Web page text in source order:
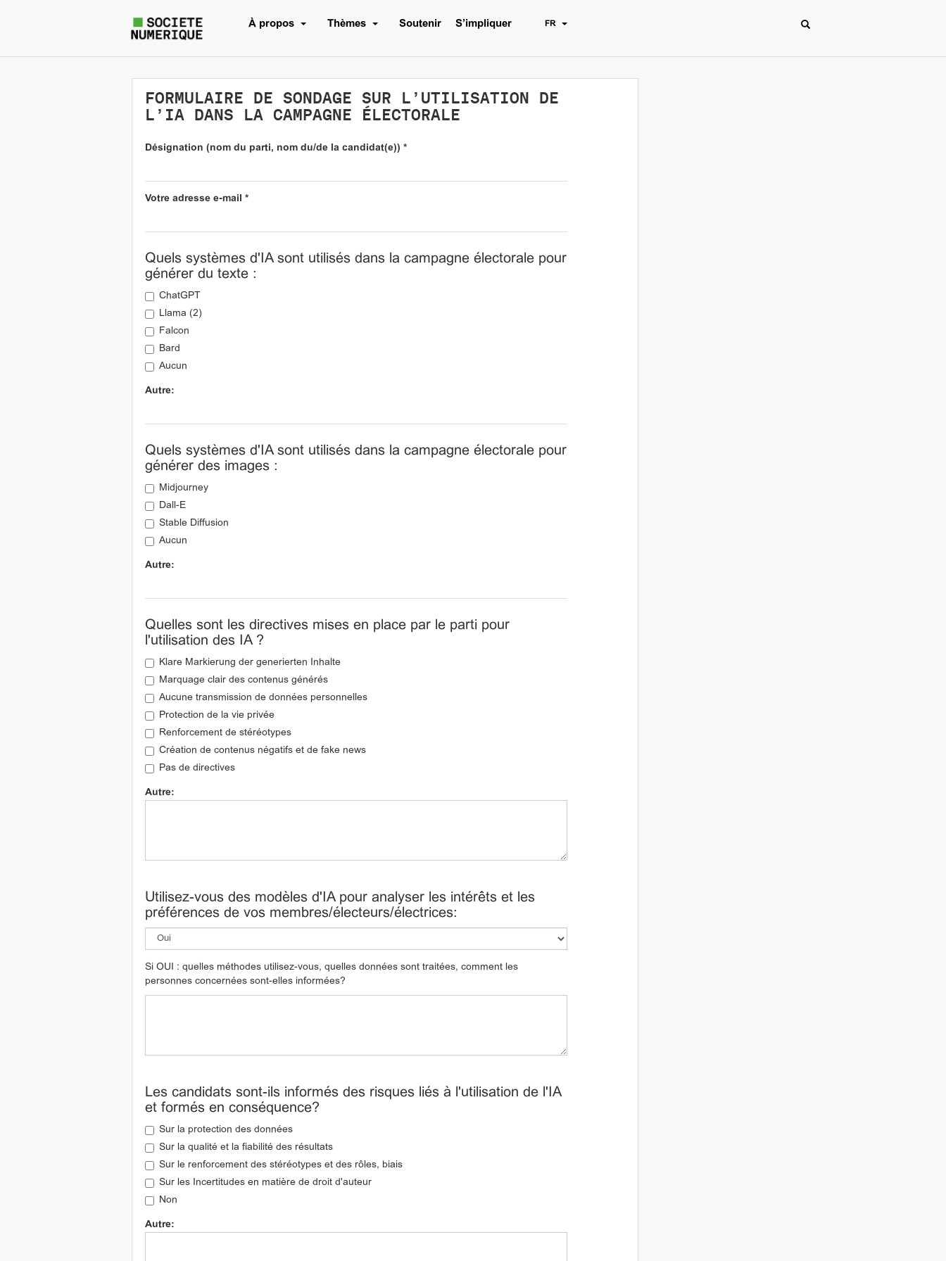
À propos Thèmes Soutenir S’impliquer FR
FORMULAIRE DE SONDAGE SUR L’UTILISATION DE
L’IA DANS LA CAMPAGNE ÉLECTORALE
Désignation (nom du parti, nom du/de la candidat(e)) *
Votre adresse e-mail *
Quels systèmes d'IA sont utilisés dans la campagne électorale pour
générer du texte :
ChatGPT
Llama (2)
Falcon
Bard
Aucun
Autre:
Quels systèmes d'IA sont utilisés dans la campagne électorale pour
générer des images :
Midjourney
Dall-E
Stable Diffusion
Aucun
Autre:
Quelles sont les directives mises en place par le parti pour
l'utilisation des IA ?
Klare Markierung der generierten Inhalte
Marquage clair des contenus générés
Aucune transmission de données personnelles
Protection de la vie privée
Renforcement de stéréotypes
Création de contenus négatifs et de fake news
Pas de directives
Autre:
Utilisez-vous des modèles d'IA pour analyser les intérêts et les
préférences de vos membres/électeurs/électrices:
Si OUI : quelles méthodes utilisez-vous, quelles données sont traitées, comment les
personnes concernées sont-elles informées?
Les candidats sont-ils informés des risques liés à l'utilisation de l'IA
et formés en conséquence?
Sur la protection des données
Sur la qualité et la fiabilité des résultats
Sur le renforcement des stéréotypes et des rôles, biais
Sur les Incertitudes en matière de droit d'auteur
Non
Autre: